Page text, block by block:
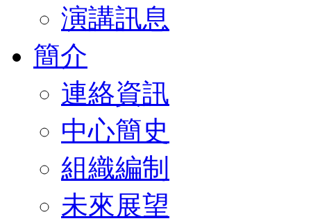
演講訊息
簡介
連絡資訊
中心簡史
組織編制
未來展望